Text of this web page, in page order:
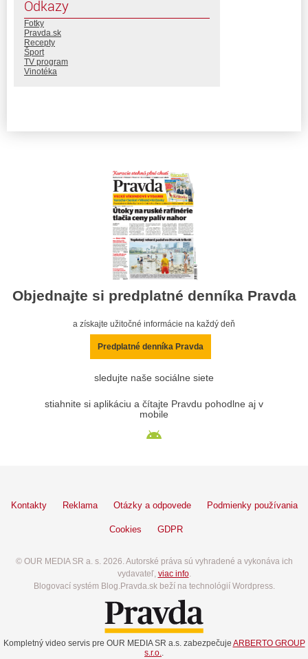
Odkazy
Fotky
Pravda.sk
Recepty
Šport
TV program
Vinotéka
Objednajte si predplatné denníka Pravda
a získajte užitočné informácie na každý deň
Predplatné denníka Pravda
sledujte naše sociálne siete
stiahnite si aplikáciu a čítajte Pravdu pohodlne aj v
mobile
Kontakty Reklama Otázky a odpovede Podmienky používania
Cookies GDPR
© OUR MEDIA SR a. s. 2026. Autorské práva sú vyhradené a vykonáva ich
vydavateľ, viac info.
Blogovací systém Blog.Pravda.sk beží na technológií Wordpress.
Kompletný video servis pre OUR MEDIA SR a.s. zabezpečuje ARBERTO GROUP
s.r.o..